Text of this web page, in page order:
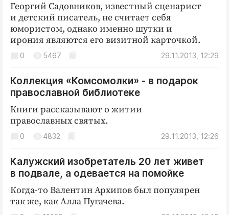
Георгий Садовников, известный сценарист
и детский писатель, не считает себя
юмористом, однако именно шутки и
ирония являются его визитной карточкой.
29.11.2013, 12:29
0 5467
Коллекция «Комсомолки» - в подарок
православной библиотеке
Книги рассказывают о житии
православных святых.
29.11.2013, 12:26
0 4832
Калужский изобретатель 20 лет живет
в подвале, а одевается на помойке
Когда-то Валентин Архипов был популярен
так же, как Алла Пугачева.